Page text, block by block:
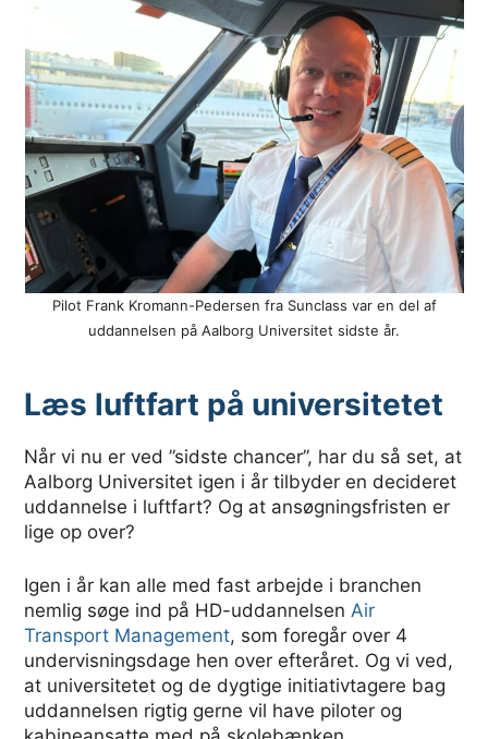
Pilot Frank Kromann-Pedersen fra Sunclass var en del af
uddannelsen på Aalborg Universitet sidste år.
Læs luftfart på universitetet
Når vi nu er ved ”sidste chancer”, har du så set, at
Aalborg Universitet igen i år tilbyder en decideret
uddannelse i luftfart? Og at ansøgningsfristen er
lige op over?
Igen i år kan alle med fast arbejde i branchen
nemlig søge ind på HD-uddannelsen Air
Transport Management, som foregår over 4
undervisningsdage hen over efteråret. Og vi ved,
at universitetet og de dygtige initiativtagere bag
uddannelsen rigtig gerne vil have piloter og